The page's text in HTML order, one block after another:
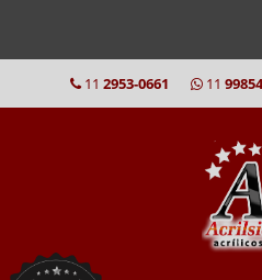
11 2953-0661 11